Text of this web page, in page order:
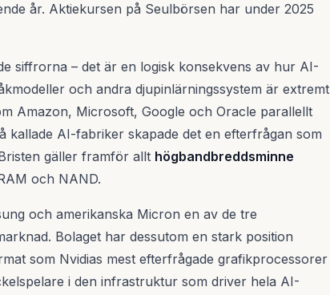
år. Aktiekursen på Seulbörsen har under 2025
siffrorna – det är en logisk konsekvens av hur AI-
och andra djupinlärningssystem är extremt
Amazon, Microsoft, Google och Oracle parallellt
kallade AI-fabriker skapade det en efterfrågan som
gäller framför allt högbandbreddsminne
och NAND.
och amerikanska Micron en av de tre
Bolaget har dessutom en stark position
som Nvidias mest efterfrågade grafikprocessorer
i den infrastruktur som driver hela AI-